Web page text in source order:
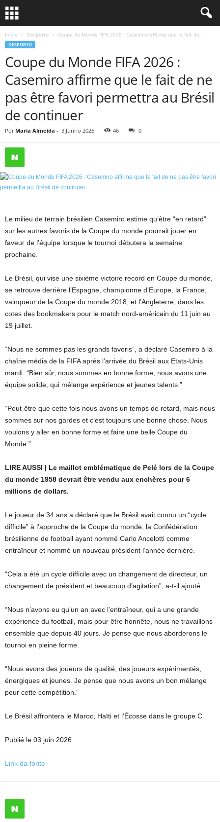
Início Desporto Coupe du Monde FIFA 2026 : Casemiro affirme que le fait de...
DESPORTO
Coupe du Monde FIFA 2026 :
Casemiro affirme que le fait de ne
pas être favori permettra au Brésil
de continuer
Por Maria Almeida - 3 Junho 2026 46 0
Le milieu de terrain brésilien Casemiro estime qu’être “en retard”
sur les autres favoris de la Coupe du monde pourrait jouer en
faveur de l’équipe lorsque le tournoi débutera la semaine
prochaine.
Le Brésil, qui vise une sixième victoire record en Coupe du monde,
se retrouve derrière l’Espagne, championne d’Europe, la France,
vainqueur de la Coupe du monde 2018, et l’Angleterre, dans les
cotes des bookmakers pour le match nord-américain du 11 juin au
19 juillet.
“Nous ne sommes pas les grands favoris”, a déclaré Casemiro à la
chaîne média de la FIFA après l’arrivée du Brésil aux Etats-Unis
mardi. “Bien sûr, nous sommes en bonne forme, nous avons une
équipe solide, qui mélange expérience et jeunes talents.”
“Peut-être que cette fois nous avons un temps de retard, mais nous
sommes sur nos gardes et c’est toujours une bonne chose. Nous
voulons y aller en bonne forme et faire une belle Coupe du
Monde.”
LIRE AUSSI | Le maillot emblématique de Pelé lors de la Coupe
du monde 1958 devrait être vendu aux enchères pour 6
millions de dollars.
Le joueur de 34 ans a déclaré que le Brésil avait connu un “cycle
difficile” à l’approche de la Coupe du monde, la Confédération
brésilienne de football ayant nommé Carlo Ancelotti comme
entraîneur et nommé un nouveau président l’année dernière.
“Cela a été un cycle difficile avec un changement de directeur, un
changement de président et beaucoup d’agitation”, a-t-il ajouté.
“Nous n’avons eu qu’un an avec l’entraîneur, qui a une grande
expérience du football, mais pour être honnête, nous ne travaillons
ensemble que depuis 40 jours. Je pense que nous aborderons le
tournoi en pleine forme.
“Nous avons des joueurs de qualité, des joueurs expérimentés,
énergiques et jeunes. Je pense que nous avons un bon mélange
pour cette compétition.”
Le Brésil affrontera le Maroc, Haïti et l’Écosse dans le groupe C.
Publié le 03 juin 2026
Link da fonte